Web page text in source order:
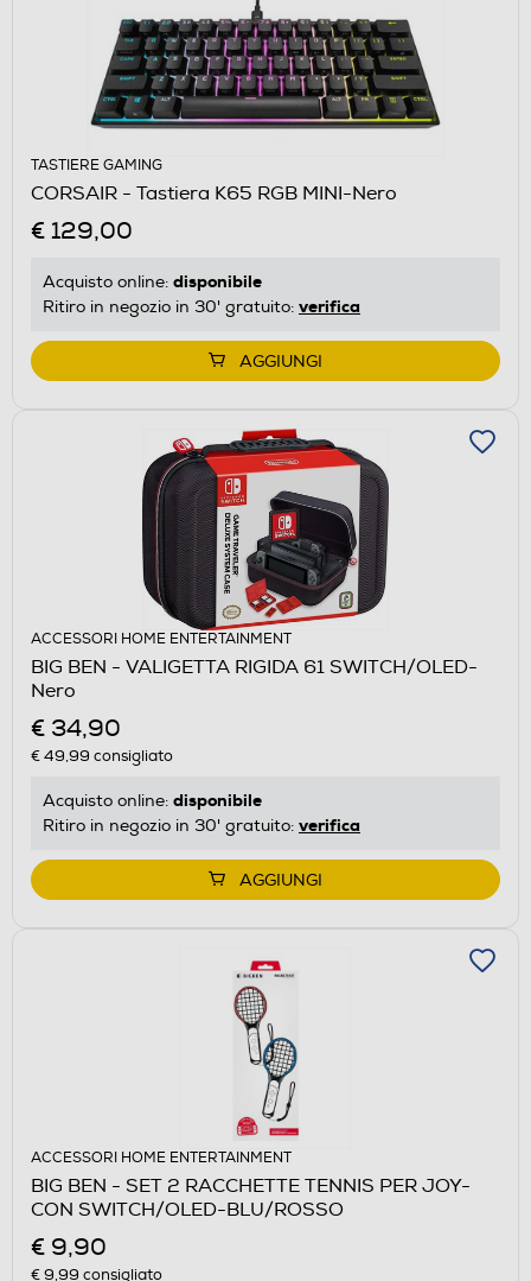
TASTIERE GAMING
CORSAIR - Tastiera K65 RGB MINI-Nero
€ 129,00
Acquisto online: disponibile
Ritiro in negozio in 30' gratuito: verifica
AGGIUNGI
ACCESSORI HOME ENTERTAINMENT
BIG BEN - VALIGETTA RIGIDA 61 SWITCH/OLED-
Nero
€ 34,90
€ 49,99 consigliato
Acquisto online: disponibile
Ritiro in negozio in 30' gratuito: verifica
AGGIUNGI
ACCESSORI HOME ENTERTAINMENT
BIG BEN - SET 2 RACCHETTE TENNIS PER JOY-
CON SWITCH/OLED-BLU/ROSSO
€ 9,90
€ 9,99 consigliato